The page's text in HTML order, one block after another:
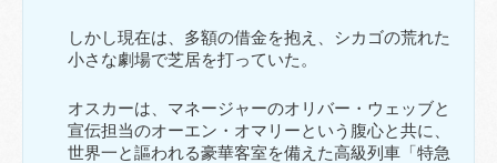
しかし現在は、多額の借金を抱え、シカゴの荒れた
小さな劇場で芝居を打っていた。
オスカーは、マネージャーのオリバー・ウェッブと
宣伝担当のオーエン・オマリーという腹心と共に、
世界一と謳われる豪華客室を備えた高級列車「特急